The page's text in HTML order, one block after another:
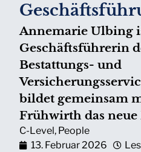
Annemarie Ulbing
Geschäftsführerin
Bestattungs- und
bildet gemeinsam
Frühwirth das
C-Level, People
13. Februar 2026